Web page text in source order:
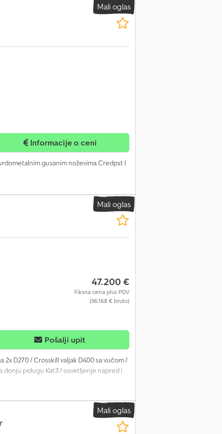
Mali oglas
Informacije o ceni
gusanim noževima Credpst I
Mali oglas
47.200 €
Fiksna cena plus PDV
(56.168 € bruto)
Pošalji upit
D270 / Crosskill valjak D400 sa vučom /
donju polugu Kat3 / osvetljenje napred i
Mali oglas